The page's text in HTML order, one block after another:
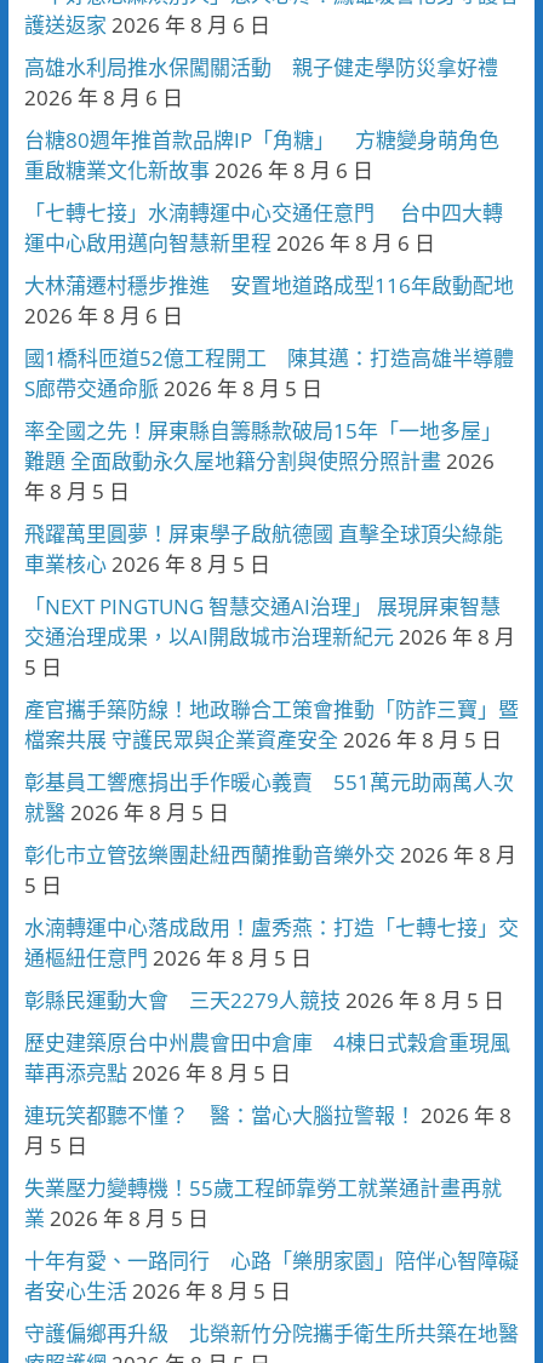
護送返家 2026 年 8 月 6 日
高雄水利局推水保闖關活動 親子健走學防災拿好禮
2026 年 8 月 6 日
台糖80週年推首款品牌IP「角糖」 方糖變身萌角色
重啟糖業文化新故事2026 年 8 月 6 日
「七轉七接」水湳轉運中心交通任意門 台中四大轉
運中心啟用邁向智慧新里程 2026 年 8 月 6 日
大林蒲遷村穩步推進 安置地道路成型116年啟動配地
2026 年 8 月 6 日
國1橋科匝道52億工程開工 陳其邁：打造高雄半導體
S廊帶交通命脈2026 年 8 月 5 日
率全國之先！屏東縣自籌縣款破局15年「一地多屋」
難題 全面啟動永久屋地籍分割與使照分照計畫2026
年 8 月 5 日
飛躍萬里圓夢！屏東學子啟航德國 直擊全球頂尖綠能
車業核心2026 年 8 月 5 日
「NEXT PINGTUNG 智慧交通AI治理」 展現屏東智慧
交通治理成果，以AI開啟城市治理新紀元2026 年 8 月
5 日
產官攜手築防線！地政聯合工策會推動「防詐三寶」暨
檔案共展 守護民眾與企業資產安全 2026 年 8 月 5 日
彰基員工響應捐出手作暖心義賣 551萬元助兩萬人次
就醫2026 年 8 月 5 日
彰化市立管弦樂團赴紐西蘭推動音樂外交 2026 年 8 月
5 日
水湳轉運中心落成啟用！盧秀燕：打造「七轉七接」交
通樞紐任意門 2026 年 8 月 5 日
彰縣民運動大會 三天2279人競技 2026 年 8 月 5 日
歷史建築原台中州農會田中倉庫 4棟日式穀倉重現風
華再添亮點2026 年 8 月 5 日
連玩笑都聽不懂？ 醫：當心大腦拉警報！ 2026 年 8
月 5 日
失業壓力變轉機！55歲工程師靠勞工就業通計畫再就
業 2026 年 8 月 5 日
十年有愛、一路同行 心路「樂朋家園」陪伴心智障礙
者安心生活2026 年 8 月 5 日
守護偏鄉再升級 北榮新竹分院攜手衛生所共築在地醫